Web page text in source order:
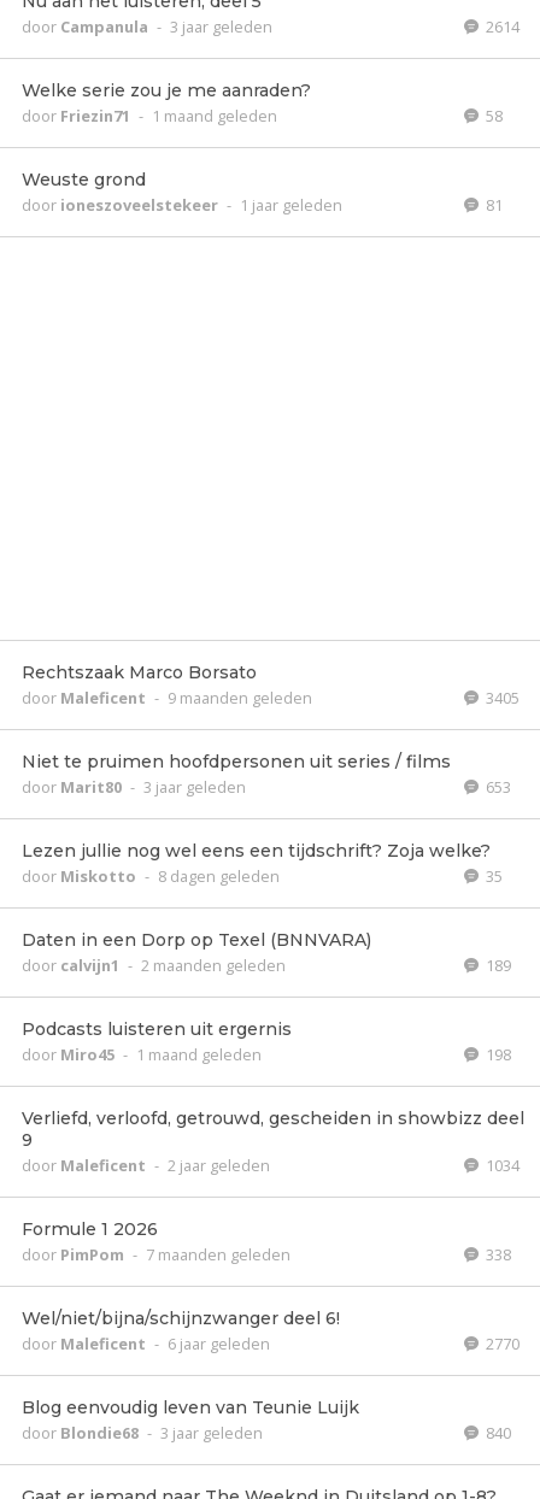
door Campanula - 3 jaar geleden 2614
Welke serie zou je me aanraden?
door Friezin71 - 1 maand geleden 58
Weuste grond
door ioneszoveelstekeer - 1 jaar geleden 81
Rechtszaak Marco Borsato
door Maleficent - 9 maanden geleden 3405
Niet te pruimen hoofdpersonen uit series / films
door Marit80 - 3 jaar geleden 653
Lezen jullie nog wel eens een tijdschrift? Zoja welke?
door Miskotto - 8 dagen geleden 35
Daten in een Dorp op Texel (BNNVARA)
door calvijn1 - 2 maanden geleden 189
Podcasts luisteren uit ergernis
door Miro45 - 1 maand geleden 198
Verliefd, verloofd, getrouwd, gescheiden in showbizz deel
9
door Maleficent - 2 jaar geleden 1034
Formule 1 2026
door PimPom - 7 maanden geleden 338
Wel/niet/bijna/schijnzwanger deel 6!
door Maleficent - 6 jaar geleden 2770
Blog eenvoudig leven van Teunie Luijk
door Blondie68 - 3 jaar geleden 840